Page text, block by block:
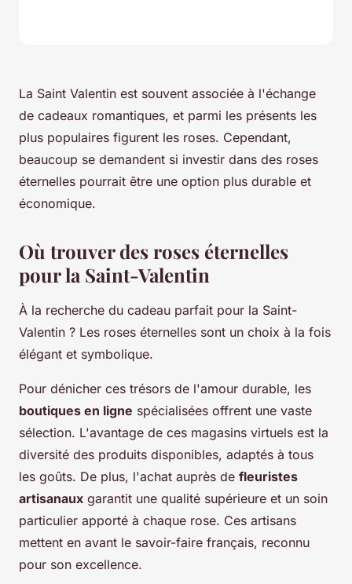
La Saint Valentin est souvent associée à l'échange
de cadeaux romantiques, et parmi les présents les
plus populaires figurent les roses. Cependant,
beaucoup se demandent si investir dans des roses
éternelles pourrait être une option plus durable et
économique.
Où trouver des roses éternelles
pour la Saint-Valentin
À la recherche du cadeau parfait pour la Saint-
Valentin ? Les roses éternelles sont un choix à la fois
élégant et symbolique.
Pour dénicher ces trésors de l'amour durable, les
boutiques en ligne spécialisées offrent une vaste
sélection. L'avantage de ces magasins virtuels est la
diversité des produits disponibles, adaptés à tous
les goûts. De plus, l'achat auprès de fleuristes
artisanaux garantit une qualité supérieure et un soin
particulier apporté à chaque rose. Ces artisans
mettent en avant le savoir-faire français, reconnu
pour son excellence.